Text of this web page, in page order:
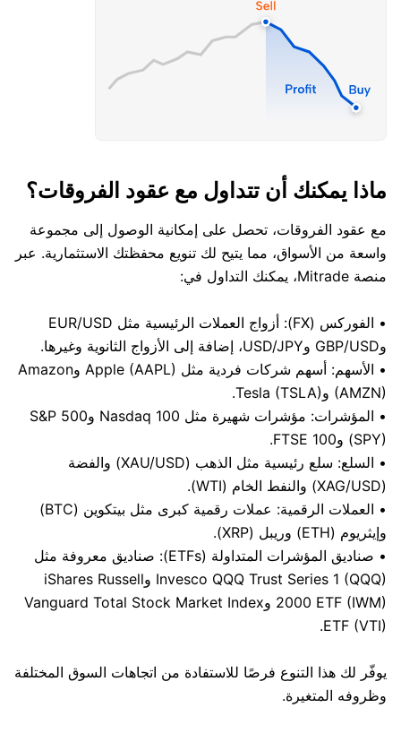
ماذا يمكنك أن تتداول مع عقود الفروقات؟
مع عقود الفروقات، تحصل على إمكانية الوصول إلى مجموعة
واسعة من الأسواق، مما يتيح لك تنويع محفظتك الاستثمارية. عبر
منصة Mitrade، يمكنك التداول في:
• الفوركس (FX): أزواج العملات الرئيسية مثل EUR/USD
وGBP/USD وUSD/JPY، إضافة إلى الأزواج الثانوية وغيرها.
• الأسهم: أسهم شركات فردية مثل Apple (AAPL) وAmazon
(AMZN) وTesla (TSLA).
• المؤشرات: مؤشرات شهيرة مثل Nasdaq 100 وS&P 500
(SPY) وFTSE 100.
• السلع: سلع رئيسية مثل الذهب (XAU/USD) والفضة
(XAG/USD) والنفط الخام (WTI).
• العملات الرقمية: عملات رقمية كبرى مثل بيتكوين (BTC)
وإيثريوم (ETH) وريبل (XRP).
• صناديق المؤشرات المتداولة (ETFs): صناديق معروفة مثل
Invesco QQQ Trust Series 1 (QQQ) وiShares Russell
2000 ETF (IWM) وVanguard Total Stock Market Index
ETF (VTI).
يوفّر لك هذا التنوع فرصًا للاستفادة من اتجاهات السوق المختلفة
وظروفه المتغيرة.